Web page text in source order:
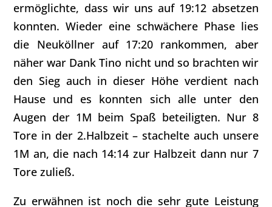
ermöglichte, dass wir uns auf 19:12 absetzen
konnten. Wieder eine schwächere Phase lies
die Neuköllner auf 17:20 rankommen, aber
näher war Dank Tino nicht und so brachten wir
den Sieg auch in dieser Höhe verdient nach
Hause und es konnten sich alle unter den
Augen der 1M beim Spaß beteiligten. Nur 8
Tore in der 2.Halbzeit – stachelte auch unsere
1M an, die nach 14:14 zur Halbzeit dann nur 7
Tore zuließ.
Zu erwähnen ist noch die sehr gute Leistung